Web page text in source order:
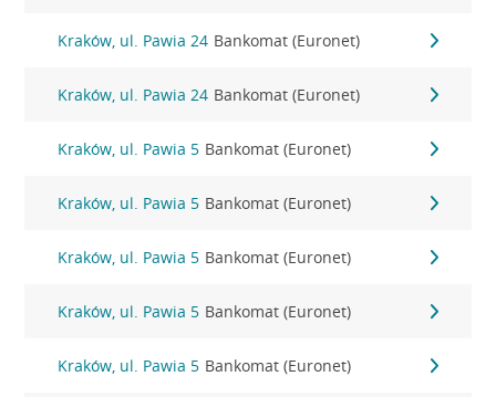
Kraków, ul. Pawia 24 Bankomat (Euronet)
Kraków, ul. Pawia 24 Bankomat (Euronet)
Kraków, ul. Pawia 5 Bankomat (Euronet)
Kraków, ul. Pawia 5 Bankomat (Euronet)
Kraków, ul. Pawia 5 Bankomat (Euronet)
Kraków, ul. Pawia 5 Bankomat (Euronet)
Kraków, ul. Pawia 5 Bankomat (Euronet)